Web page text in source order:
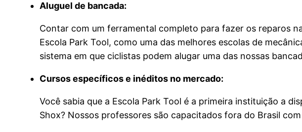
Aluguel de bancada:
Contar com um ferramental completo para fazer os reparos
Escola Park Tool, como uma das melhores escolas de
sistema em que ciclistas podem alugar uma das nossas
Cursos específicos e inéditos no mercado:
Você sabia que a Escola Park Tool é a primeira instituição a
Shox? Nossos professores são capacitados fora do Brasil